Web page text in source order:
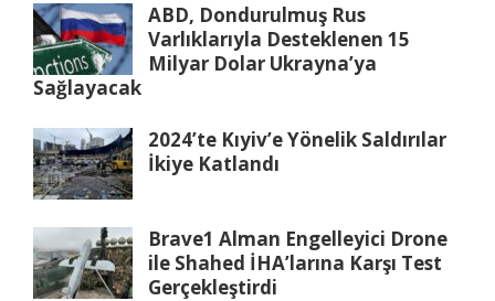
ABD, Dondurulmuş Rus
Varlıklarıyla Desteklenen 15
Milyar Dolar Ukrayna’ya
Sağlayacak
2024’te Kıyiv’e Yönelik Saldırılar
İkiye Katlandı
Brave1 Alman Engelleyici Drone
ile Shahed İHA’larına Karşı Test
Gerçekleştirdi